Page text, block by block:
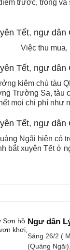
trước, trong
Việc thu mua,
kiêm chủ tàu
Trường Sa, tàu
mọi chi phí như
Ngãi hiện có
bắt xuyên Tết ở
Ngư dân
Sáng 26/2 (
(Quảng